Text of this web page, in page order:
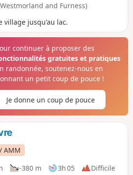
and Furness)
village jusqu'au lac.
continuer à proposer des
gratuites et pratiques
randonnée, soutenez-nous en
un petit coup de pouce !
Je donne un coup de pouce
AMM
-380 m 3h 05
Difficile